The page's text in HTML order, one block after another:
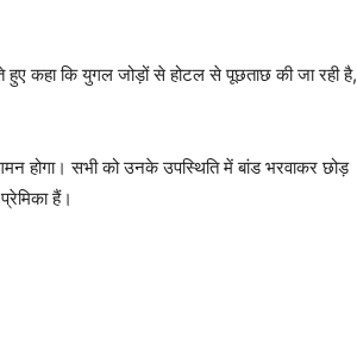
कहा कि युगल जोड़ों से होटल से पूछताछ की जा रही है,
होगा। सभी को उनके उपस्थिति में बांड भरवाकर छोड़
हैं।